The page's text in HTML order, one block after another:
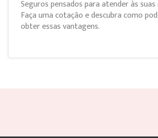
Seguros pensados para atender às suas
Faça uma cotação e descubra como
obter essas vantagens.